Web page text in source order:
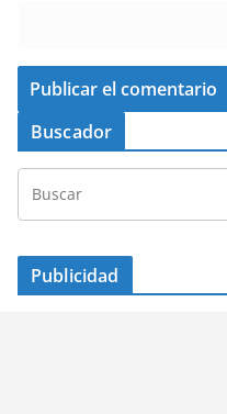
Buscador
Publicidad